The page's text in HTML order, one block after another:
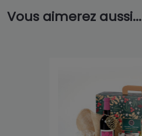
Vous aimerez aussi...